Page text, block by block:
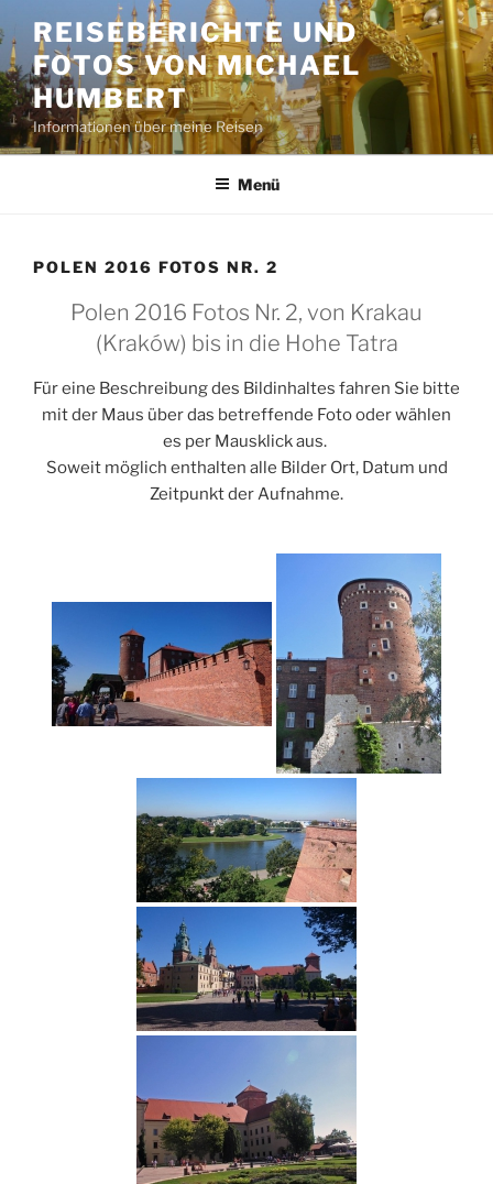
Inhalt
springen
REISEBERICHTE UND
FOTOS VON MICHAEL
HUMBERT
Informationen über meine Reisen
Menü
POLEN 2016 FOTOS NR. 2
Polen 2016 Fotos Nr. 2, von Krakau
(Kraków) bis in die Hohe Tatra
Für eine Beschreibung des Bildinhaltes fahren Sie bitte
mit der Maus über das betreffende Foto oder wählen
es per Mausklick aus.
Soweit möglich enthalten alle Bilder Ort, Datum und
Zeitpunkt der Aufnahme.